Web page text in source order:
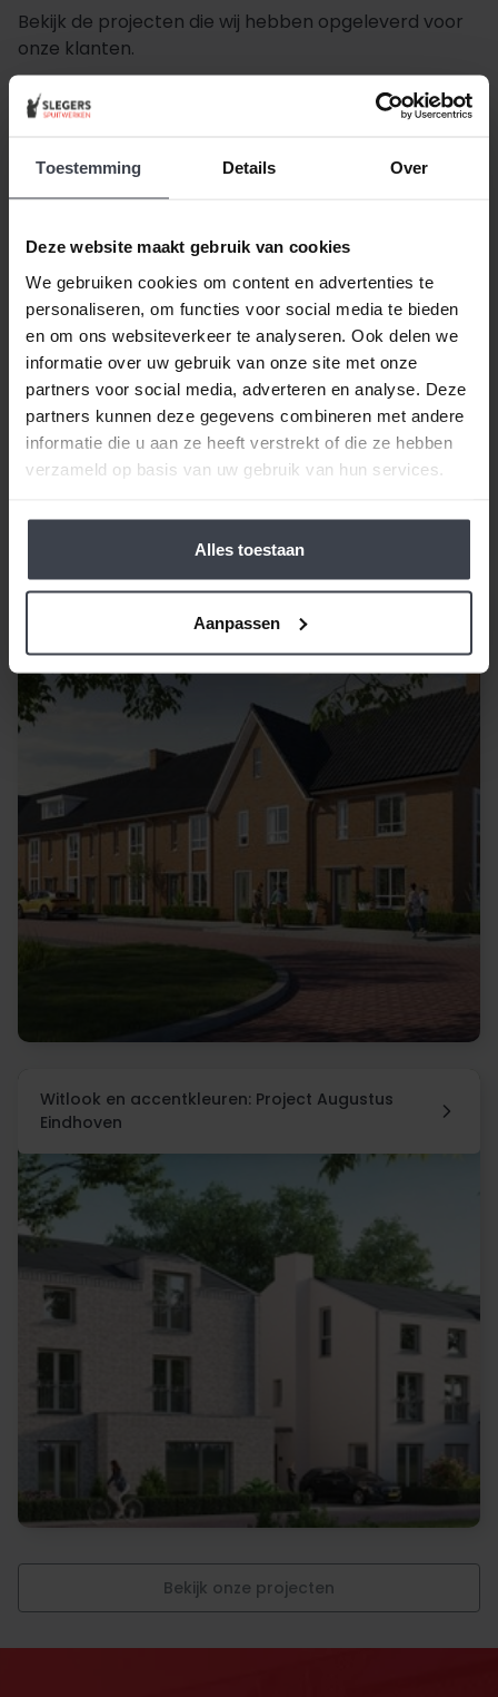
Toestemming Details Over
Deze website maakt gebruik van cookies
We gebruiken cookies om content en advertenties te
personaliseren, om functies voor social media te bieden
en om ons websiteverkeer te analyseren. Ook delen we
informatie over uw gebruik van onze site met onze
partners voor social media, adverteren en analyse. Deze
partners kunnen deze gegevens combineren met andere
informatie die u aan ze heeft verstrekt of die ze hebben
verzameld op basis van uw gebruik van hun services.
Alles toestaan
Aanpassen
Bekijk de projecten die wij hebben opgeleverd voor
onze klanten.
Blauwe Wilgen Arnhem
Witlook en accentkleuren: Project Augustus
Eindhoven
Bekijk onze projecten